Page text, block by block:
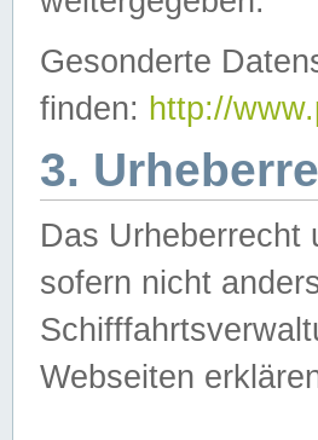
Gesonderte
finden: http://
3.
Das Urheberrecht
sofern nicht
Webseiten